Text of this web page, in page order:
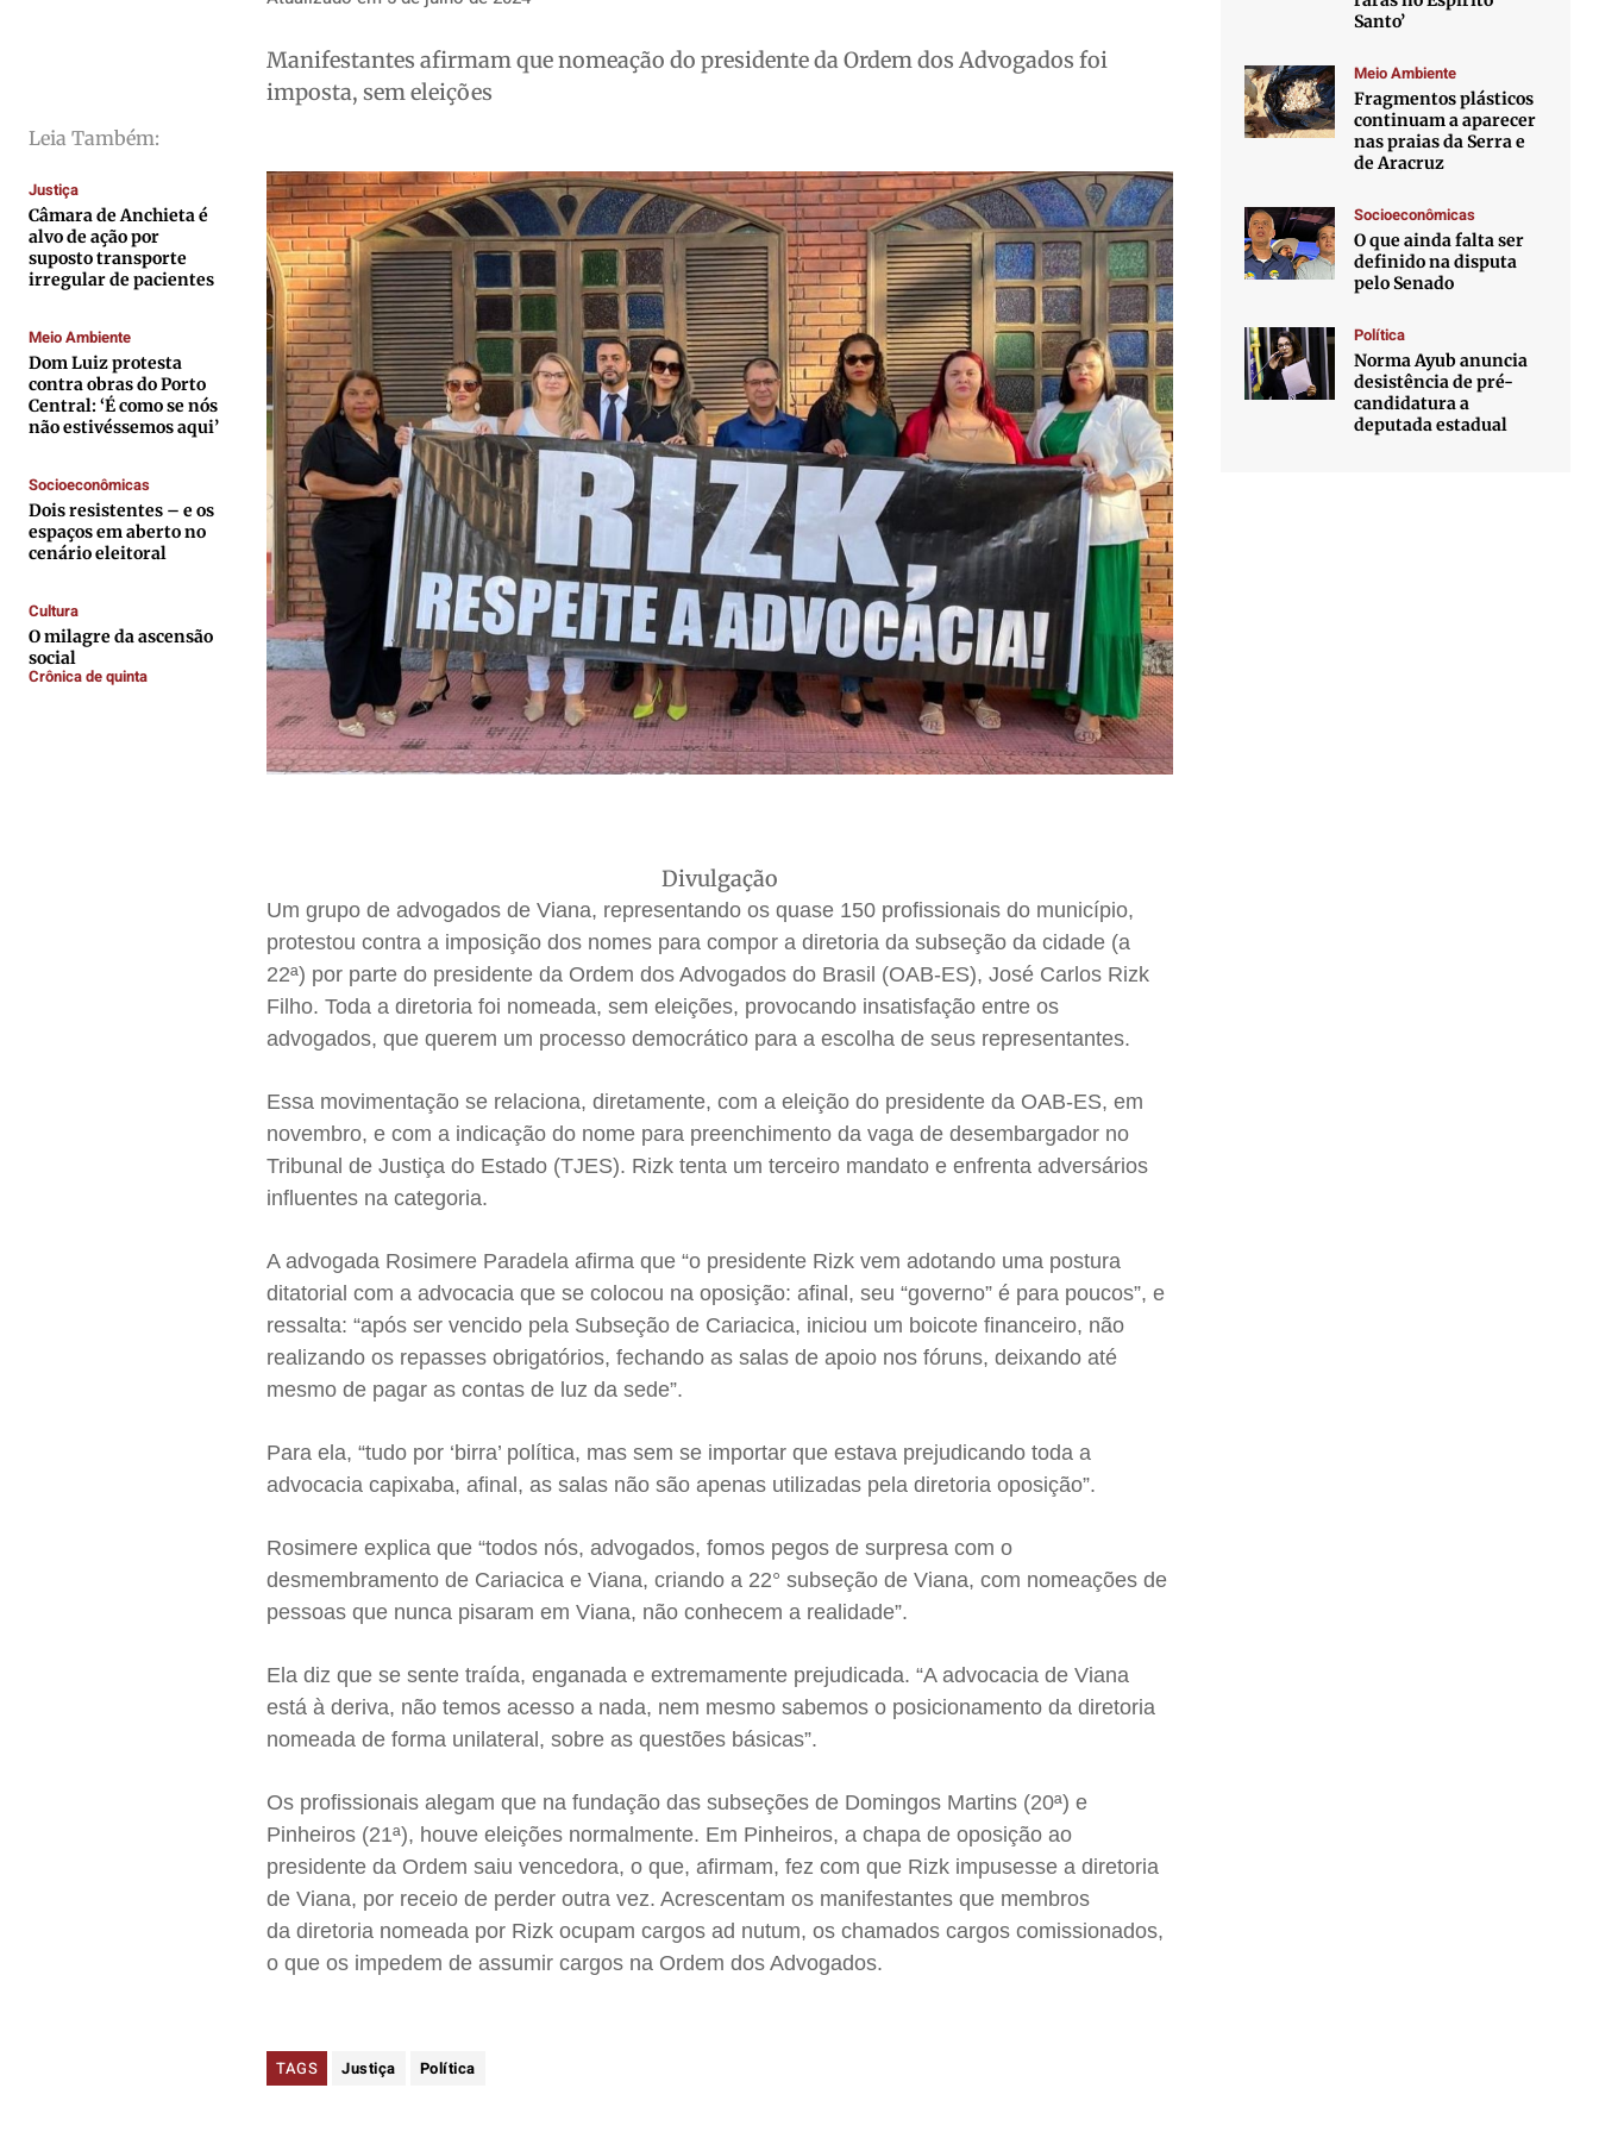
Colunas
Caetano Roque
Gustavo Bastos
Jr Mignone (in memorian)
Wanda Sily
Publicidade Legal
Anuncie
Quem Somos
Expediente
Contato
Termos de Uso
Colunas
Caetano Roque
Gustavo Bastos
Jr Mignone (in memorian)
Wanda Sily
Publicidade Legal
Anuncie
Quem Somos
Expediente
Contato
Termos de Uso
Colunas
Caetano Roque
Gustavo Bastos
Jr Mignone (in memorian)
Wanda Sily
Publicidade Legal
Anuncie
Quem Somos
Expediente
Contato
Termos de Uso
Colunas
Caetano Roque
Gustavo Bastos
Jr Mignone (in memorian)
Wanda Sily
Publicidade Legal
Anuncie
Quem Somos
Expediente
Contato
Termos de Uso
Leia Também:
Justiça
Câmara de Anchieta é
alvo de ação por
suposto transporte
irregular de pacientes
Meio Ambiente
Dom Luiz protesta
contra obras do Porto
Central: ‘É como se nós
não estivéssemos aqui’
Socioeconômicas
Dois resistentes – e os
espaços em aberto no
cenário eleitoral
Cultura
O milagre da ascensão
social
Crônica de quinta
Manifestantes afirmam que nomeação do presidente da Ordem dos Advogados foi
imposta, sem eleições
Divulgação
Um grupo de advogados de Viana, representando os quase 150 profissionais do município,
protestou contra a imposição dos nomes para compor a diretoria da subseção da cidade (a
22ª) por parte do presidente da Ordem dos Advogados do Brasil (OAB-ES), José Carlos Rizk
Filho. Toda a diretoria foi nomeada, sem eleições, provocando insatisfação entre os
advogados, que querem um processo democrático para a escolha de seus representantes.
Essa movimentação se relaciona, diretamente, com a eleição do presidente da OAB-ES, em
novembro, e com a indicação do nome para preenchimento da vaga de desembargador no
Tribunal de Justiça do Estado (TJES). Rizk tenta um terceiro mandato e enfrenta adversários
influentes na categoria.
A advogada Rosimere Paradela afirma que “o presidente Rizk vem adotando uma postura
ditatorial com a advocacia que se colocou na oposição: afinal, seu “governo” é para poucos”, e
ressalta: “após ser vencido pela Subseção de Cariacica, iniciou um boicote financeiro, não
realizando os repasses obrigatórios, fechando as salas de apoio nos fóruns, deixando até
mesmo de pagar as contas de luz da sede”.
Para ela, “tudo por ‘birra’ política, mas sem se importar que estava prejudicando toda a
advocacia capixaba, afinal, as salas não são apenas utilizadas pela diretoria oposição”.
Rosimere explica que “todos nós, advogados, fomos pegos de surpresa com o
desmembramento de Cariacica e Viana, criando a 22° subseção de Viana, com nomeações de
pessoas que nunca pisaram em Viana, não conhecem a realidade”.
Ela diz que se sente traída, enganada e extremamente prejudicada. “A advocacia de Viana
está à deriva, não temos acesso a nada, nem mesmo sabemos o posicionamento da diretoria
nomeada de forma unilateral, sobre as questões básicas”.
Os profissionais alegam que na fundação das subseções de Domingos Martins (20ª) e
Pinheiros (21ª), houve eleições normalmente. Em Pinheiros, a chapa de oposição ao
presidente da Ordem saiu vencedora, o que, afirmam, fez com que Rizk impusesse a diretoria
de Viana, por receio de perder outra vez. Acrescentam os manifestantes que membros
da diretoria nomeada por Rizk ocupam cargos ad nutum, os chamados cargos comissionados,
o que os impedem de assumir cargos na Ordem dos Advogados.
TAGS Justiça Política
Santo’
Meio Ambiente
Fragmentos plásticos
continuam a aparecer
nas praias da Serra e
de Aracruz
Socioeconômicas
O que ainda falta ser
definido na disputa
pelo Senado
Política
Norma Ayub anuncia
desistência de pré-
candidatura a
deputada estadual